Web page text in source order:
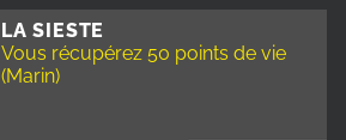
LA SIESTE
Vous récupérez 50 points de vie
(Marin)